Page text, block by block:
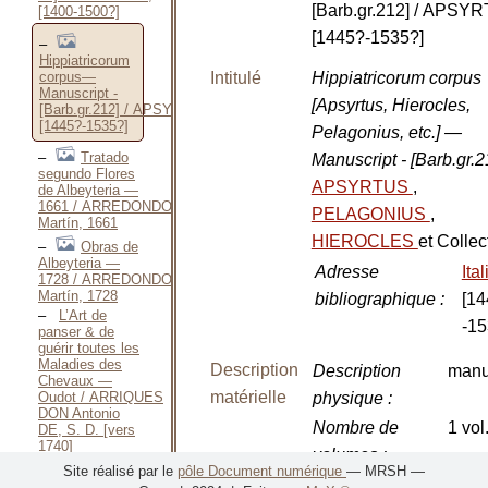
[1400-1500?]
Hippiatricorum
corpus—
Manuscript -
[Barb.gr.212] / APSYRTUS,
[1445?-1535?]
Tratado
segundo Flores
de Albeyteria —
1661 / ARREDONDO
Martín, 1661
Obras de
Albeyteria —
1728 / ARREDONDO
Martín, 1728
L’Art de
panser & de
guérir toutes les
Maladies des
Chevaux —
Oudot / ARRIQUES
DON Antonio
DE, S. D. [vers
1740]
L’Art de
[Barb.gr.212] /
[1445?-1535?]
Intitulé
Hippiatricorum corpus
[Apsyrtus, Hierocles,
Pelagonius, etc.] —
Manuscript -
APSYRTUS ,
PELAGONIUS ,
HIEROCLES et
Adresse
bibliographique:
-
Description
matérielle
Description
physique:
Nombre de
volumes :
1 vol.
Nombre de
Site réalisé par le pôle Document numérique — MRSH —